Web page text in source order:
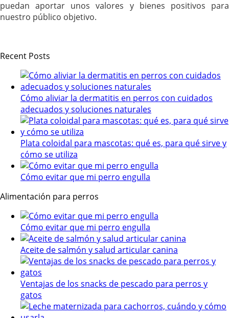
puedan aportar unos valores y bienes positivos para
nuestro público objetivo.
Recent Posts
Cómo aliviar la dermatitis en perros con cuidados
adecuados y soluciones naturales
Plata coloidal para mascotas: qué es, para qué sirve y
cómo se utiliza
Cómo evitar que mi perro engulla
Alimentación para perros
Cómo evitar que mi perro engulla
Aceite de salmón y salud articular canina
Ventajas de los snacks de pescado para perros y
gatos